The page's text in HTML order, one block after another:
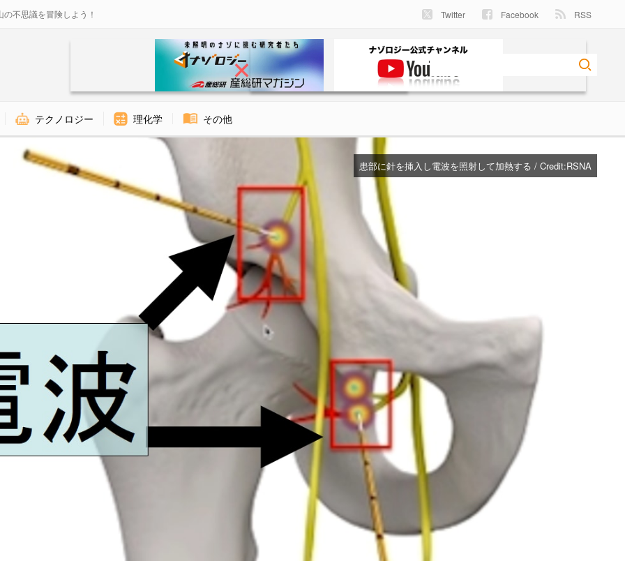
不思議を冒険しよう！ Twitter Facebook RSS
テクノロジー 理化学 その他
患部に針を挿入し電波を照射して加熱する / Credit:RSNA